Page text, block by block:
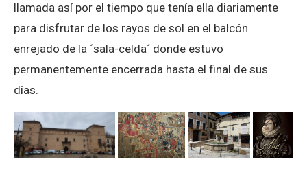
llamada así por el tiempo que tenía ella diariamente
para disfrutar de los rayos de sol en el balcón
enrejado de la ´sala-celda´ donde estuvo
permanentemente encerrada hasta el final de sus
días.